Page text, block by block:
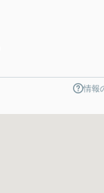
情報